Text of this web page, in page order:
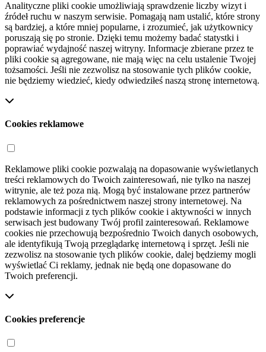
Analityczne pliki cookie umożliwiają sprawdzenie liczby wizyt i
źródeł ruchu w naszym serwisie. Pomagają nam ustalić, które strony
są bardziej, a które mniej popularne, i zrozumieć, jak użytkownicy
poruszają się po stronie. Dzięki temu możemy badać statystki i
poprawiać wydajność naszej witryny. Informacje zbierane przez te
pliki cookie są agregowane, nie mają więc na celu ustalenie Twojej
tożsamości. Jeśli nie zezwolisz na stosowanie tych plików cookie,
nie będziemy wiedzieć, kiedy odwiedziłeś naszą stronę internetową.
Cookies reklamowe
Reklamowe pliki cookie pozwalają na dopasowanie wyświetlanych
treści reklamowych do Twoich zainteresowań, nie tylko na naszej
witrynie, ale też poza nią. Mogą być instalowane przez partnerów
reklamowych za pośrednictwem naszej strony internetowej. Na
podstawie informacji z tych plików cookie i aktywności w innych
serwisach jest budowany Twój profil zainteresowań. Reklamowe
cookies nie przechowują bezpośrednio Twoich danych osobowych,
ale identyfikują Twoją przeglądarkę internetową i sprzęt. Jeśli nie
zezwolisz na stosowanie tych plików cookie, dalej będziemy mogli
wyświetlać Ci reklamy, jednak nie będą one dopasowane do
Twoich preferencji.
Cookies preferencje